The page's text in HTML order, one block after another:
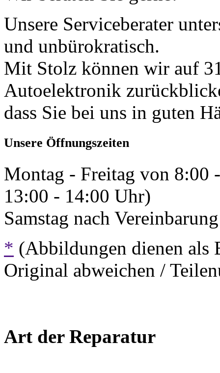
Unsere Serviceberater
und unbürokratisch.
Mit Stolz können wir auf
Autoelektronik
dass Sie bei uns in guten
Unsere Öffnungszeiten
Montag - Freitag von 8:00
13:00 - 14:00 Uhr)
Samstag nach
* (Abbildungen dienen als
Original abweichen /
Art der Reparatur